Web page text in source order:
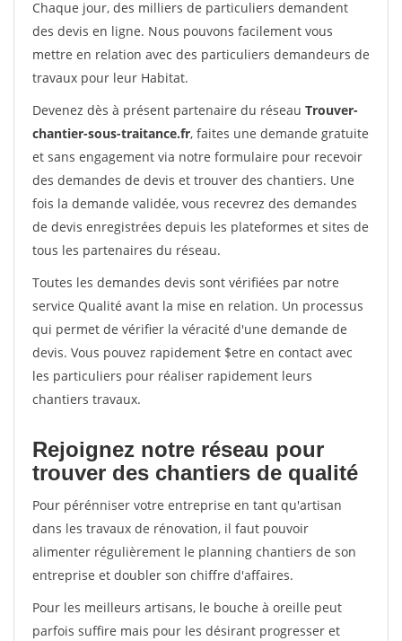
Chaque jour, des milliers de particuliers demandent
des devis en ligne. Nous pouvons facilement vous
mettre en relation avec des particuliers demandeurs de
travaux pour leur Habitat.
Devenez dès à présent partenaire du réseau Trouver-
chantier-sous-traitance.fr, faites une demande gratuite
et sans engagement via notre formulaire pour recevoir
des demandes de devis et trouver des chantiers. Une
fois la demande validée, vous recevrez des demandes
de devis enregistrées depuis les plateformes et sites de
tous les partenaires du réseau.
Toutes les demandes devis sont vérifiées par notre
service Qualité avant la mise en relation. Un processus
qui permet de vérifier la véracité d'une demande de
devis. Vous pouvez rapidement $etre en contact avec
les particuliers pour réaliser rapidement leurs
chantiers travaux.
Rejoignez notre réseau pour
trouver des chantiers de qualité
Pour pérénniser votre entreprise en tant qu'artisan
dans les travaux de rénovation, il faut pouvoir
alimenter régulièrement le planning chantiers de son
entreprise et doubler son chiffre d'affaires.
Pour les meilleurs artisans, le bouche à oreille peut
parfois suffire mais pour les désirant progresser et